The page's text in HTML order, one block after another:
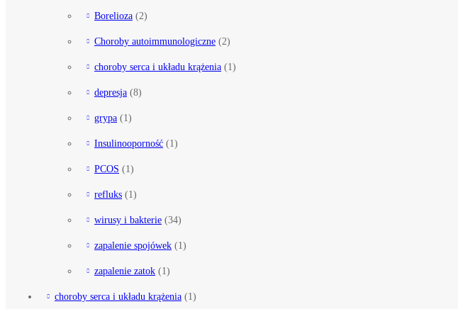
Borelioza (2)
Choroby autoimmunologiczne (2)
choroby serca i układu krążenia (1)
depresja (8)
grypa (1)
Insulinooporność (1)
PCOS (1)
refluks (1)
wirusy i bakterie (34)
zapalenie spojówek (1)
zapalenie zatok (1)
choroby serca i układu krążenia (1)